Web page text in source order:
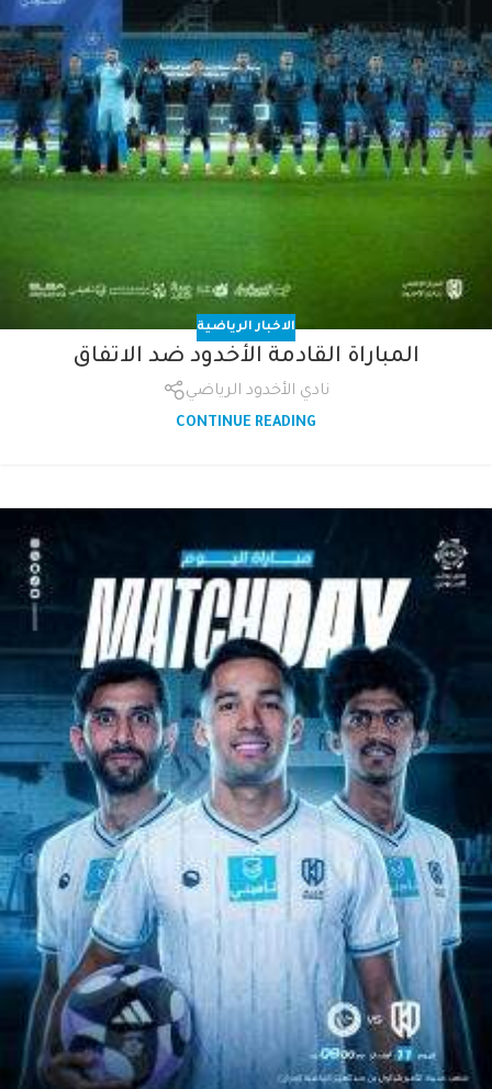
الاخبار الرياضية
المباراة القادمة الأخدود ضد الاتفاق
نادي الأخدود الرياضي
CONTINUE READING